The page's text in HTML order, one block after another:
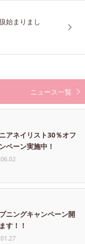
始まりまし
ニュース一覧
アネイリスト30％オフ
ペーン実施中！
ニングキャンペーン開
す！！